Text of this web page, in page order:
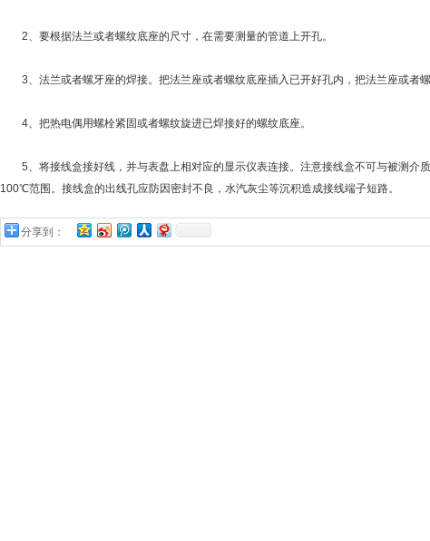
2、要根据法兰或者螺纹底座的尺寸，在需要测量的管道上开孔。
3、法兰或者螺牙座的焊接。把法兰座或者螺纹底座插入已开好孔内，把法兰座或者螺
4、把热电偶用螺栓紧固或者螺纹旋进已焊接好的螺纹底座。
5、将接线盒接好线，并与表盘上相对应的显示仪表连接。注意接线盒不可与被测介
100℃范围。接线盒的出线孔应防因密封不良，水汽灰尘等沉积造成接线端子短路。
分享到：